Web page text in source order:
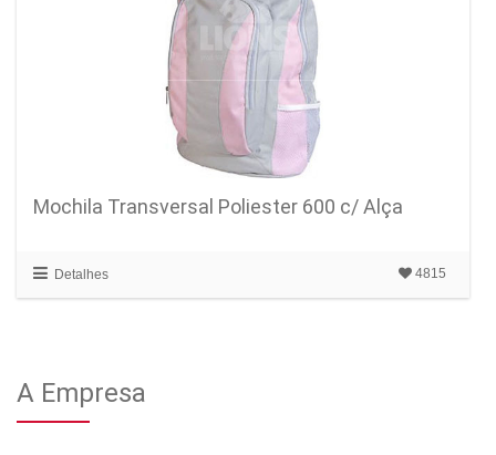
Produzimos ideias
Mochila Transversal Poliester 600 c/ Alça
Detalhes 4815
A Empresa